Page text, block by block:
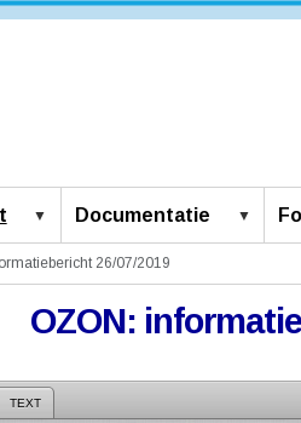
Documentatie
26/07/2019
OZON:
TEXT